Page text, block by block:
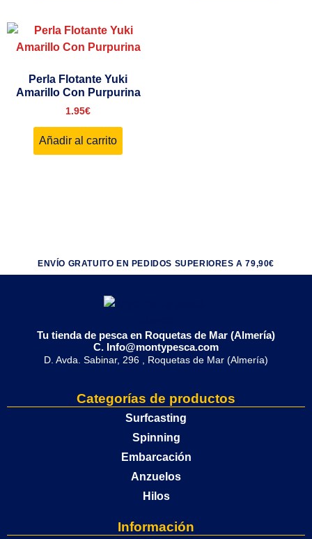
Perla Flotante Yuki
Amarillo Con Purpurina
1.95€
Añadir al carrito
ENVÍO GRATUITO EN PEDIDOS SUPERIORES A 79,90€
Tu tienda de pesca en Roquetas de Mar (Almería)
C. Info@montypesca.com
D. Avda. Sabinar, 296 , Roquetas de Mar (Almería)
Categorías de productos
Surfcasting
Spinning
Embarcación
Anzuelos
Hilos
Información